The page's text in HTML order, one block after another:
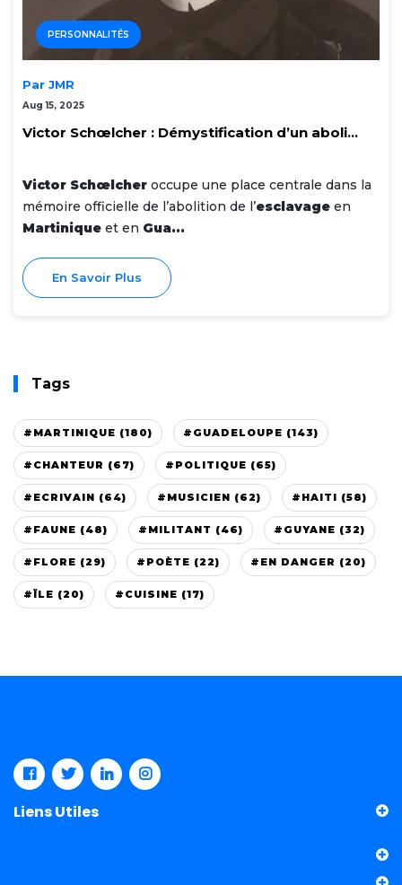
PERSONNALITÉS
Par JMR
Aug 15, 2025
Victor Schœlcher : Démystification d’un aboli...
Victor Schœlcher occupe une place centrale dans la
mémoire officielle de l’abolition de l’esclavage en
Martinique et en Gua...
En Savoir Plus
Tags
#MARTINIQUE (180) #GUADELOUPE (143)
#CHANTEUR (67) #POLITIQUE (65)
#ECRIVAIN (64) #MUSICIEN (62) #HAITI (58)
#FAUNE (48) #MILITANT (46) #GUYANE (32)
#FLORE (29) #POÈTE (22) #EN DANGER (20)
#ÏLE (20) #CUISINE (17)
Liens Utiles